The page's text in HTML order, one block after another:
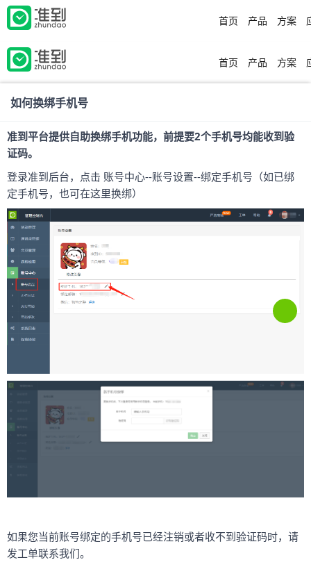
首页 产品 方案
首页 产品 方案
如何换绑手机号
准到平台提供自助换绑手机功能，前提要2个手机号均能收到验
证码。
登录准到后台，点击 账号中心--账号设置--绑定手机号（如已绑
定手机号，也可在这里换绑）
如果您当前账号绑定的手机号已经注销或者收不到验证码时，请
发工单联系我们。